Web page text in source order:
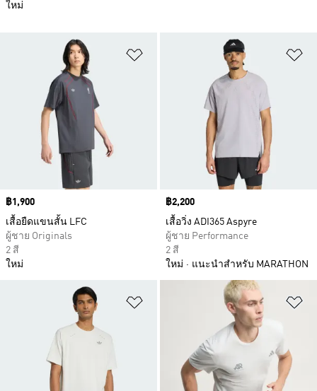
เพิ่มไปยังรายการสินค้าโปรด
Price
฿1,900
เสื้อยืดแขนสั้น LFC
ผู้ชาย Originals
2 สี
ใหม่
Price
฿2,200
เสื้อวิ่ง ADI365 Aspyre
ผู้ชาย Performance
2 สี
ใหม่
แนะนำสำหรับ MARATHON
เพิ่มไปยังรายการสินค้าโปรด
ใหม่